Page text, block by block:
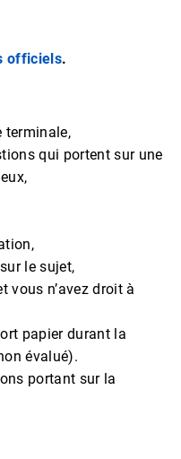
officiels.
terminale,
qui portent sur une
le sujet,
vous n’avez droit à
papier durant la
évalué).
portant sur la